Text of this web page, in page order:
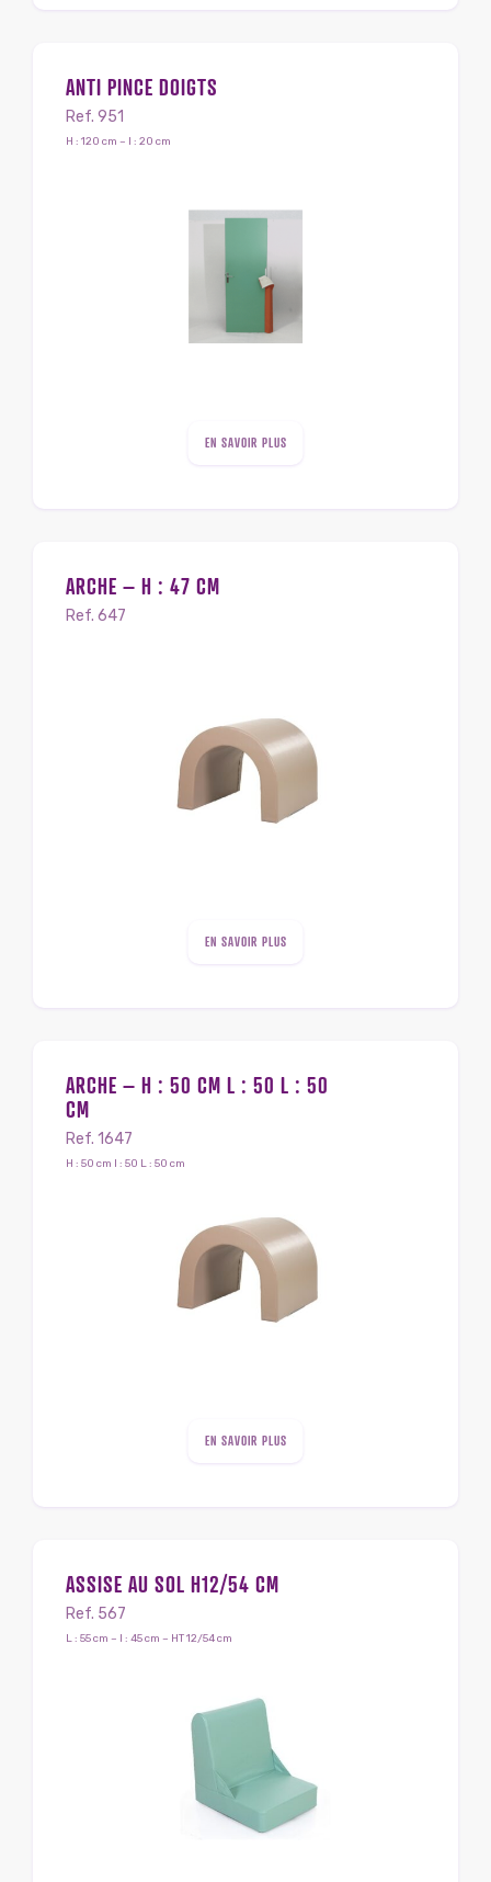
ANTI PINCE DOIGTS
Ref. 951
H : 120 cm – l : 20 cm
EN SAVOIR PLUS
ARCHE – H : 47 CM
Ref. 647
EN SAVOIR PLUS
ARCHE – H : 50 CM L : 50 L : 50
CM
Ref. 1647
H : 50 cm l : 50 L : 50 cm
EN SAVOIR PLUS
ASSISE AU SOL H12/54 CM
Ref. 567
L : 55 cm – l : 45 cm – HT 12/54 cm